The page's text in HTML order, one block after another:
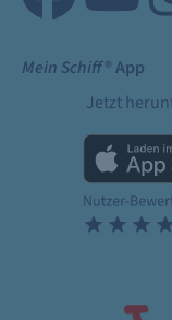
Mein Schiff® App
Jetzt